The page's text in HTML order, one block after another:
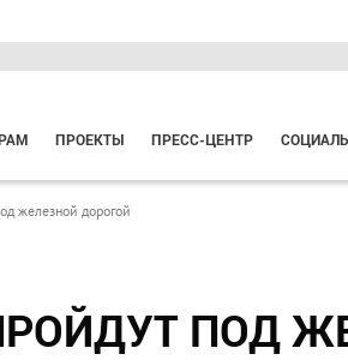
ПРОЕКТЫ ПРЕСС-ЦЕНТР
железной дорогой
ПОД